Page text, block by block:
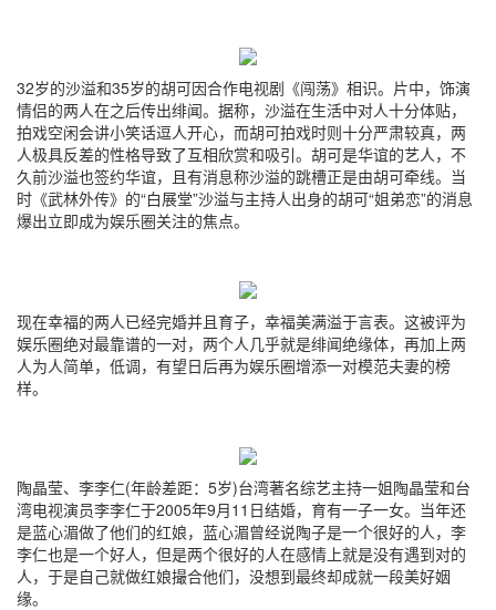
32岁的沙溢和35岁的胡可因合作电视剧《闯荡》相识。片中，饰演
情侣的两人在之后传出绯闻。据称，沙溢在生活中对人十分体贴，
拍戏空闲会讲小笑话逗人开心，而胡可拍戏时则十分严肃较真，两
人极具反差的性格导致了互相欣赏和吸引。胡可是华谊的艺人，不
久前沙溢也签约华谊，且有消息称沙溢的跳槽正是由胡可牵线。当
时《武林外传》的“白展堂”沙溢与主持人出身的胡可“姐弟恋”的消息
爆出立即成为娱乐圈关注的焦点。
现在幸福的两人已经完婚并且育子，幸福美满溢于言表。这被评为
娱乐圈绝对最靠谱的一对，两个人几乎就是绯闻绝缘体，再加上两
人为人简单，低调，有望日后再为娱乐圈增添一对模范夫妻的榜
样。
陶晶莹、李李仁(年龄差距：5岁)台湾著名综艺主持一姐陶晶莹和台
湾电视演员李李仁于2005年9月11日结婚，育有一子一女。当年还
是蓝心湄做了他们的红娘，蓝心湄曾经说陶子是一个很好的人，李
李仁也是一个好人，但是两个很好的人在感情上就是没有遇到对的
人，于是自己就做红娘撮合他们，没想到最终却成就一段美好姻
缘。